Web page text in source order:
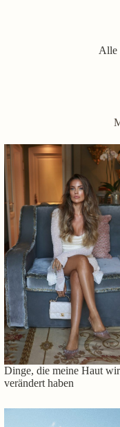
Alle
Dinge, die meine Haut
verändert haben